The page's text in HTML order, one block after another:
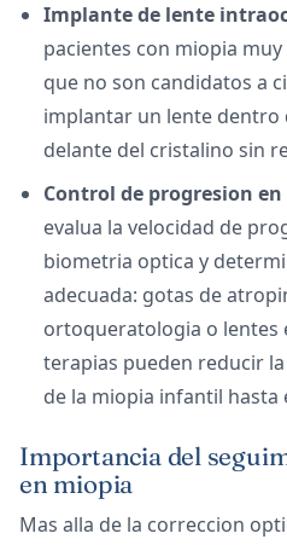
Implante de lente
pacientes con miopia
que no son candidatos a
implantar un lente dentro
delante del cristalino sin
Control de progresion
evalua la velocidad de
biometria optica y
adecuada: gotas de
ortoqueratologia o lentes
terapias pueden reducir
de la miopia infantil hasta
Importancia del
en miopia
Mas alla de la correccion